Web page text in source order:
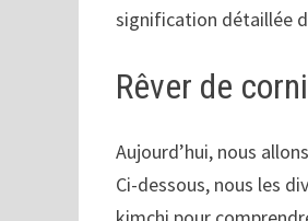
signification détaillée
Rêver de
Aujourd’hui, nous
Ci-dessous, nous les